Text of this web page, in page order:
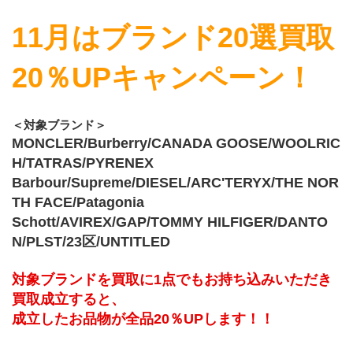
11月はブランド20選買取
20％UPキャンペーン！
＜対象ブランド＞
MONCLER/Burberry/CANADA GOOSE/WOOLRIC
H/TATRAS/PYRENEX
Barbour/Supreme/DIESEL/ARC'TERYX/THE NOR
TH FACE/Patagonia
Schott/AVIREX/GAP/TOMMY HILFIGER/DANTO
N/PLST/23区/UNTITLED
対象ブランドを買取に1点でもお持ち込みいただき
買取成立すると、
成立したお品物が全品20％UPします！！